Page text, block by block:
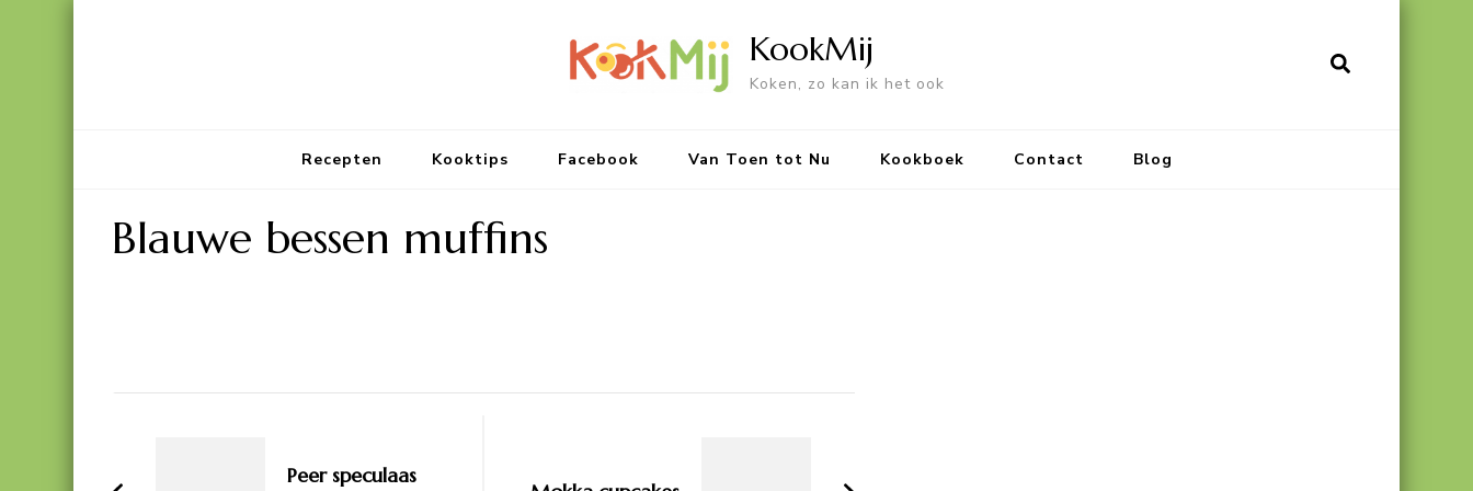
KookMij
Koken, zo kan ik het ook
Recepten Kooktips Facebook Van Toen tot Nu Kookboek Contact Blog
Blauwe bessen muffins
Peer speculaas